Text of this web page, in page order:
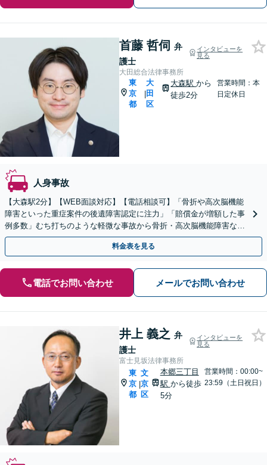
首藤 哲伺 弁
護士
インタビューを
見る
大田総合法律事務所
東
京
都
|
大
田
区
大森駅から
徒歩2分
営業時間：本
日定休日
人身事故
【大森駅2分】【WEB面談対応】【電話相談可】「骨折や高次脳機能
障害といった重症案件の後遺障害認定に注力」「賠償金が増額した事
例多数」むち打ちのような軽微な事故から骨折・高次脳機能障害など
の重症事故まで、事故の規模に関わらず対応いたします
料金表を見る
電話でお問い合わせ メールでお問い合わせ
井上 義之 弁
護士
インタビューを
見る
富士見坂法律事務所
東
京
都
|
文
京
区
本郷三丁目
駅 から徒歩
5分
営業時間：00:00~
23:59（土日祝日）